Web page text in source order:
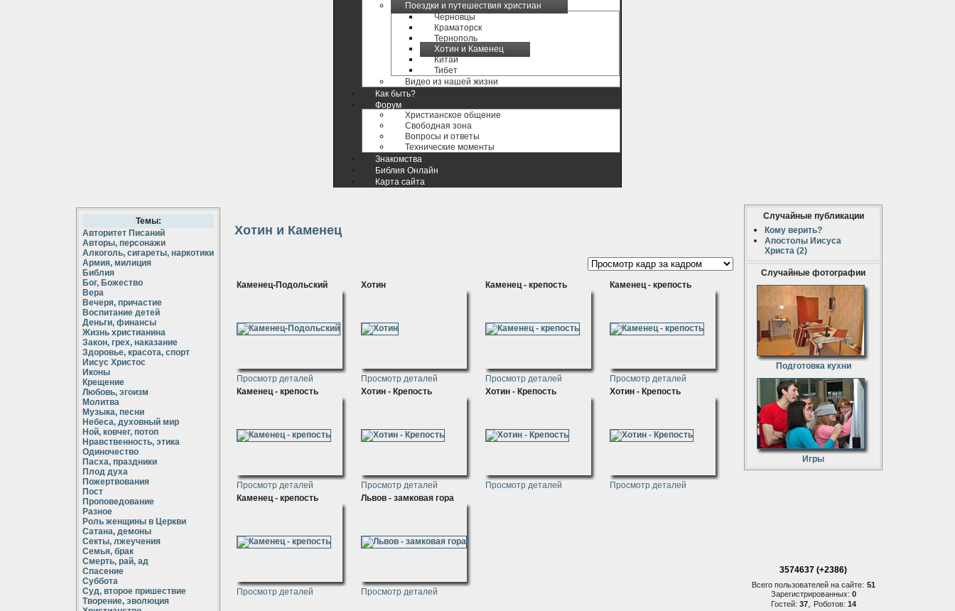
Поездки и путешествия христиан
Черновцы
Краматорск
Тернополь
Хотин и Каменец
Китай
Тибет
Видео из нашей жизни
Как быть?
Форум
Христианское общение
Свободная зона
Вопросы и ответы
Технические моменты
Знакомства
Библия Онлайн
Карта сайта
Темы:
Авторитет Писаний
Авторы, персонажи
Алкоголь, сигареты, наркотики
Армия, милиция
Библия
Бог, Божество
Вера
Вечеря, причастие
Воспитание детей
Деньги, финансы
Жизнь христианина
Закон, грех, наказание
Здоровье, красота, спорт
Иисус Христос
Иконы
Крещение
Любовь, эгоизм
Молитва
Музыка, песни
Небеса, духовный мир
Ной, ковчег, потоп
Нравственность, этика
Одиночество
Пасха, праздники
Плод духа
Пожертвования
Пост
Проповедование
Разное
Роль женщины в Церкви
Сатана, демоны
Секты, лжеучения
Семья, брак
Смерть, рай, ад
Спасение
Суббота
Суд, второе пришествие
Творение, эволюция
Хотин и Каменец
Каменец-Подольский
Просмотр деталей
Хотин
Просмотр деталей
Каменец - крепость
Просмотр деталей
Каменец - крепость
Просмотр деталей
Каменец - крепость
Просмотр деталей
Хотин - Крепость
Просмотр деталей
Хотин - Крепость
Просмотр деталей
Хотин - Крепость
Просмотр деталей
Каменец - крепость
Просмотр деталей
Львов - замковая гора
Просмотр деталей
Случайные публикации
Кому верить?
Апостолы Иисуса
Христа (2)
Случайные фотографии
Подготовка кухни
Игры
3574637 (+2386)
Всего пользователей на сайте: 51
Зарегистрированных: 0
Гостей: 37, Роботов: 14